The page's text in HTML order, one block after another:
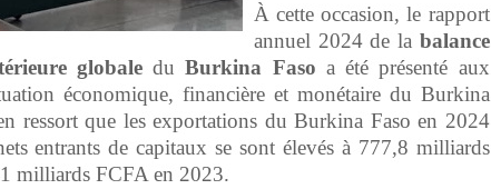
À cette occasion, le rapport
annuel 2024 de la balance
globaleduBurkina Faso a été présenté aux
économique, financière et monétaire du Burkina
ressort que les exportations du Burkina Faso en 2024
entrants de capitaux se sont élevés à 777,8 milliards
milliards FCFA en 2023.